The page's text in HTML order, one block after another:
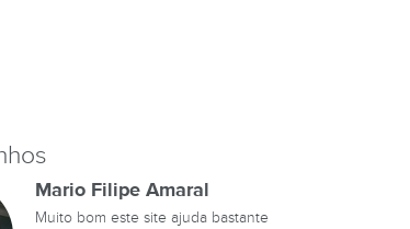
Mario Filipe Amaral
Muito bom este site ajuda bastante